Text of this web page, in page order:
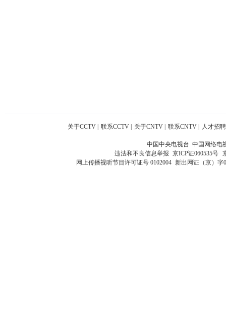
关于CCTV 联系CCTV 关于CNTV 联系CNTV 人才招聘
中国中央电视台 中国网络电
违法和不良信息举报 京ICP证060535号
网上传播视听节目许可证号 0102004 新出网证（京）